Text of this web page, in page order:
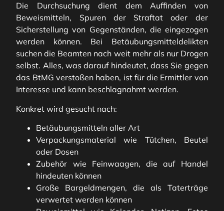
Die Durchsuchung dient dem Auffinden von
Beweismitteln, Spuren der Straftat oder der
Sicherstellung von Gegenständen, die eingezogen
werden können. Bei Betäubungsmitteldelikten
suchen die Beamten nach weit mehr als nur Drogen
selbst. Alles, was darauf hindeutet, dass Sie gegen
das BtMG verstoßen haben, ist für die Ermittler von
Interesse und kann beschlagnahmt werden.
Konkret wird gesucht nach:
Betäubungsmitteln aller Art
Verpackungsmaterial wie Tütchen, Beutel
oder Dosen
Zubehör wie Feinwaagen, die auf Handel
hindeuten können
Große Bargeldmengen, die als Taterträge
verwertet werden können